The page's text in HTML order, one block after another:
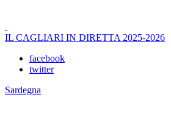
IL CAGLIARI IN DIRETTA 2025-2026
facebook
twitter
Sardegna